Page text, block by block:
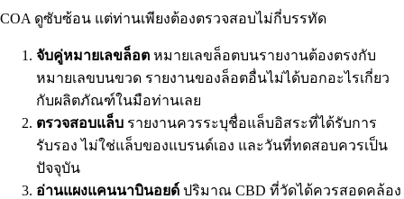
COA ดูซับซ้อน แต่ท่านเพียงต้องตรวจสอบไม่กี่บรรทัด
จับคู่หมายเลขล็อต หมายเลขล็อตบนรายงานต้องตรงกับ
หมายเลขบนขวด รายงานของล็อตอื่นไม่ได้บอกอะไรเกี่ยว
กับผลิตภัณฑ์ในมือท่านเลย
ตรวจสอบแล็บ รายงานควรระบุชื่อแล็บอิสระที่ได้รับการ
รับรอง ไม่ใช่แล็บของแบรนด์เอง และวันที่ทดสอบควรเป็น
ปัจจุบัน
อ่านแผงแคนนาบินอยด์ ปริมาณ CBD ที่วัดได้ควรสอดคล้อง